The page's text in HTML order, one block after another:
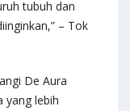
tubuh dan
– Tok
De Aura
yang lebih